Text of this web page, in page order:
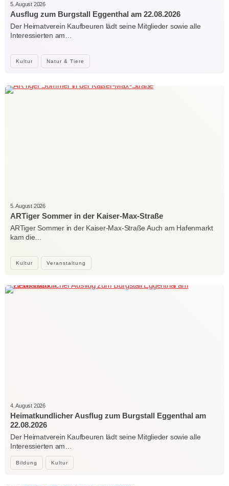
Kultur Natur & Tiere
5. August 2026
Ausflug zum Burgstall Eggenthal am 22.08.2026
Der Heimatverein Kaufbeuren lädt seine Mitglieder sowie alle
Interessierten am…
Kultur Veranstaltung
5. August 2026
ARTiger Sommer in der Kaiser-Max-Straße
ARTiger Sommer in der Kaiser-Max-Straße Auch am Hafenmarkt
kam die…
Bildung Kultur
4. August 2026
Heimatkundlicher Ausflug zum Burgstall Eggenthal am
22.08.2026
Der Heimatverein Kaufbeuren lädt seine Mitglieder sowie alle
Interessierten am…